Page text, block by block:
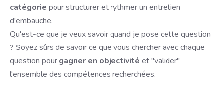
catégorie pour structurer et rythmer un entretien
d'embauche.
Qu'est-ce que je veux savoir quand je pose cette question
? Soyez sûrs de savoir ce que vous chercher avec chaque
question pour gagner en objectivité et "valider"
l'ensemble des compétences recherchées.